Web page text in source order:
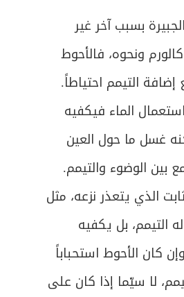
بسبب آخر غير
ونحوه، فالأحوط
التيمم احتياطاً.
الماء فيكفيه
غسل ما حول العين
بين الوضوء والتيمم.
الذي يتعذر نزعه، مثل
التيمم، بل يكفيه
كان الأحوط استحباباً
لا سيّما إذا كان على
التجارة
الخمس
أحكام دفع الخمس
أوصاف المستحق
في أحكام الدفع للمستحق
في أحكام تلف الخمس
الأمر بالمعروف والنهي عن